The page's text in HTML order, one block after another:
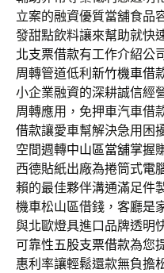
立案的融資優質當舖食品
發甜點飲料讓來幫助就快
北支票借款有工作介紹公
周轉管道低利 新竹機車借
小企業融資的深耕誠信經
周轉應用，免押車汽車借
借款讓愛車幫解決急用困
空間週轉中山區當舖掌握
西德貼紙出廠為捲筒式電
賴的最佳夥伴溝通滿足件
機車松山區借錢，客廳是
與北歐燈具進口品牌透明
可靠性五股支票借款為您
惠利率讓輕鬆還款無負擔